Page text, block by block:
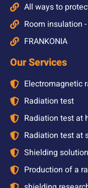
All ways to
Room insulation
FRANKONIA
Our Services
Electromagnetic
Radiation test
Radiation test at
Radiation test at
Shielding
Production of a